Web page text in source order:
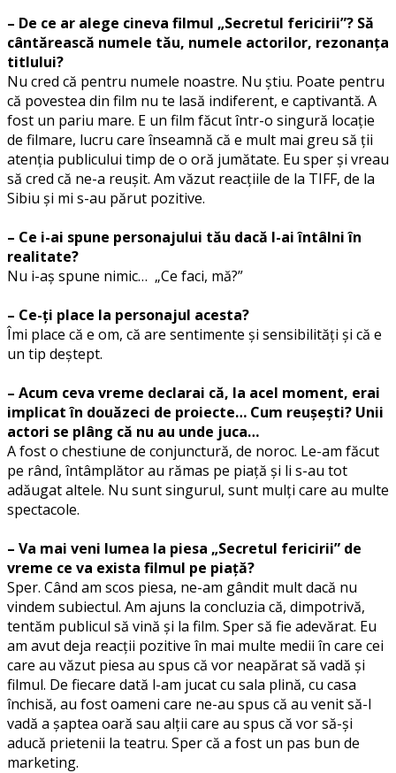
– De ce ar alege cineva filmul „Secretul fericirii”? Să
cântărească numele tău, numele actorilor, rezonanța
titlului?
Nu cred că pentru numele noastre. Nu știu. Poate pentru
că povestea din film nu te lasă indiferent, e captivantă. A
fost un pariu mare. E un film făcut într-o singură locație
de filmare, lucru care înseamnă că e mult mai greu să ții
atenția publicului timp de o oră jumătate. Eu sper și vreau
să cred că ne-a reușit. Am văzut reacțiile de la TIFF, de la
Sibiu și mi s-au părut pozitive.
– Ce i-ai spune personajului tău dacă l-ai întâlni în
realitate?
Nu i-aș spune nimic… „Ce faci, mă?”
– Ce-ți place la personajul acesta?
Îmi place că e om, că are sentimente și sensibilități și că e
un tip deștept.
– Acum ceva vreme declarai că, la acel moment, erai
implicat în douăzeci de proiecte… Cum reușești? Unii
actori se plâng că nu au unde juca…
A fost o chestiune de conjunctură, de noroc. Le-am făcut
pe rând, întâmplător au rămas pe piață și li s-au tot
adăugat altele. Nu sunt singurul, sunt mulți care au multe
spectacole.
– Va mai veni lumea la piesa „Secretul fericirii” de
vreme ce va exista filmul pe piață?
Sper. Când am scos piesa, ne-am gândit mult dacă nu
vindem subiectul. Am ajuns la concluzia că, dimpotrivă,
tentăm publicul să vină și la film. Sper să fie adevărat. Eu
am avut deja reacții pozitive în mai multe medii în care cei
care au văzut piesa au spus că vor neapărat să vadă și
filmul. De fiecare dată l-am jucat cu sala plină, cu casa
închisă, au fost oameni care ne-au spus că au venit să-l
vadă a șaptea oară sau alții care au spus că vor să-și
aducă prietenii la teatru. Sper că a fost un pas bun de
marketing.